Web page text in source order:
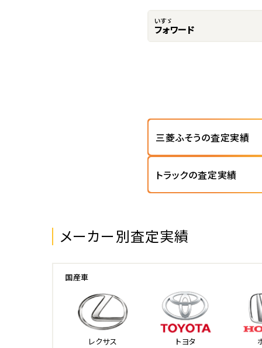
いすゞ
フォワード
三菱ふそうの査定実績
トラックの査定実績
メーカー別査定実績
国産車
レクサス トヨタ